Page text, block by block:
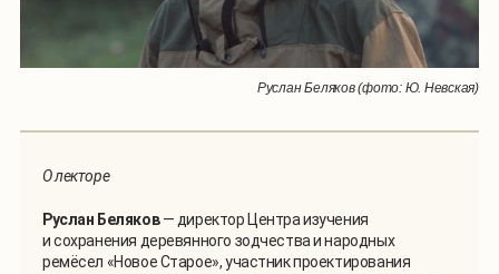
Руслан Беляков (фото: Ю. Невская)
О лекторе
Руслан Беляков — директор Центра изучения
и сохранения деревянного зодчества и народных
ремёсел «Новое Старое», участник проектирования